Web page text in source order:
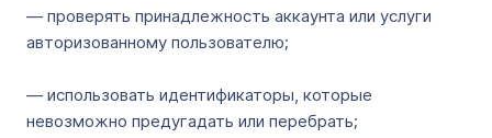
— проверять принадлежность аккаунта или услуги
авторизованному пользователю;
— использовать идентификаторы, которые
невозможно предугадать или перебрать;